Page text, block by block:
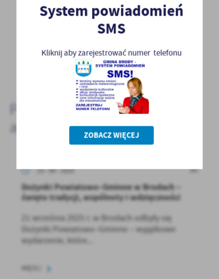
POWRÓT
POPRZEDNI NASTĘPNY
Pozostałe
aktualności
23 - 09 - 2025
Dożynki Powiatowo–Gminne w Brodach –
święto tradycji, wspólnoty i wdzięczności
21 września 2025 r. w Brodach odbyły się
Dożynki Powiatowo–Gminne – wyjątkowe
wydarzenie, które...
System powiadomień
SMS
Kliknij aby zarejestrować numer telefonu
ZOBACZ WIĘCEJ